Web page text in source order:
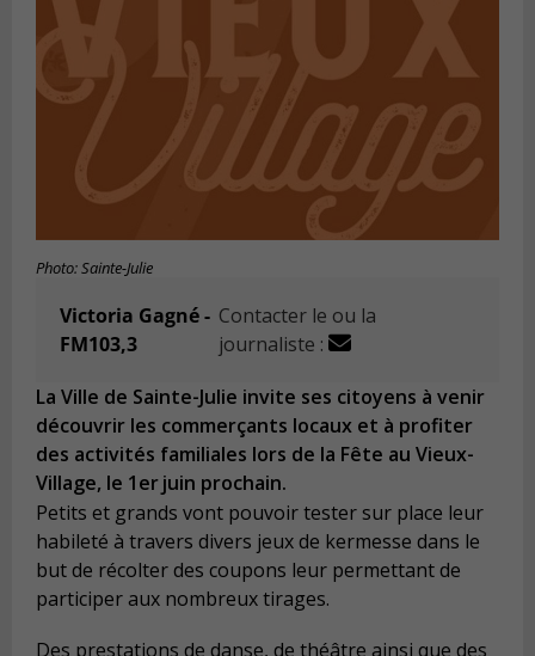
Photo: Sainte-Julie
Victoria Gagné -
FM103,3
Contacter le ou la
journaliste :
La Ville de Sainte-Julie invite ses citoyens à venir
découvrir les commerçants locaux et à profiter
des activités familiales lors de la Fête au Vieux-
Village, le 1er juin prochain.
Petits et grands vont pouvoir tester sur place leur
habileté à travers divers jeux de kermesse dans le
but de récolter des coupons leur permettant de
participer aux nombreux tirages.
Des prestations de danse, de théâtre ainsi que des